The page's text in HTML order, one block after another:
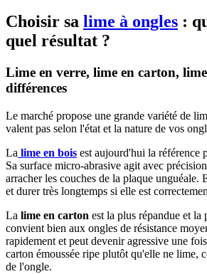
Choisir sa lime à ongles :
quel résultat ?
Lime en verre, lime en carton,
différences
Le marché propose une grande variété de
valent pas selon l'état et la nature de vos
La lime en bois est aujourd'hui la référence
Sa surface micro-abrasive agit avec
arracher les couches de la plaque unguéale.
et durer très longtemps si elle est
La lime en carton est la plus répandue et la
convient bien aux ongles de résistance
rapidement et peut devenir agressive une
carton émoussée ripe plutôt qu'elle ne lime,
de l'ongle.